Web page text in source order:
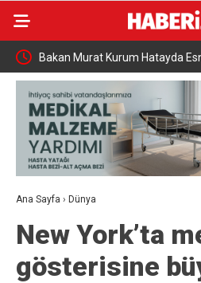
giriş
Bakan Murat Kurum Hatayda
Yönetimlerle Bir Araya Geldi
Ana Sayfa › Dünya
New York’ta
gösterisine